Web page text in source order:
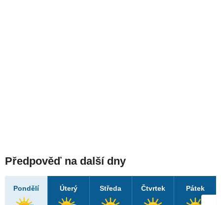
Předpověď na další dny
Pondělí Úterý Středa Čtvrtek Pátek